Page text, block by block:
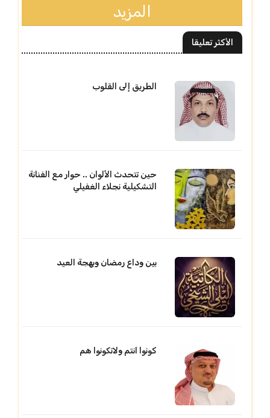
المزيد
الأكثر تعليقا
الطريق إلى القلوب
حين تتحدث الألوان .. حوار مع الفنانة
التشكيلية نجلاء الغفيلي
بين وداع رمضان وبهجة العيد
كونوا انتم ولاتكونوا هم